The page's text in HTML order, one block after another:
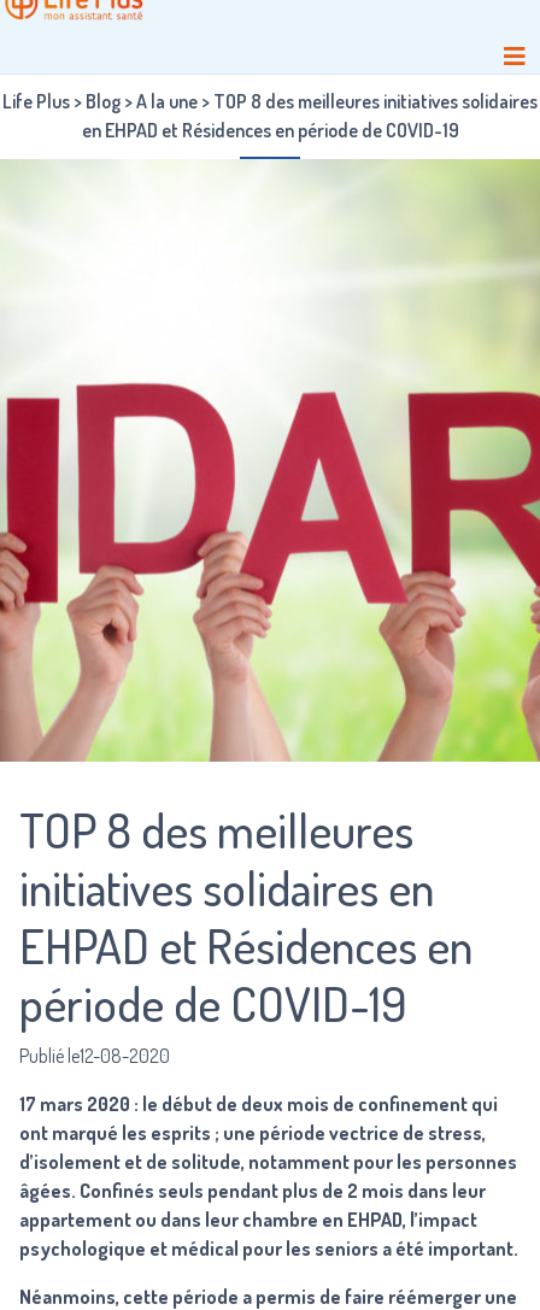
Life Plus > Blog >A la une > TOP 8 des meilleures initiatives solidaires
en EHPAD et Résidences en période de COVID-19
TOP 8 des meilleures
initiatives solidaires en
EHPAD et Résidences en
période de COVID-19
Publié le12-08-2020
17 mars 2020 : le début de deux mois de confinement qui
ont marqué les esprits ; une période vectrice de stress,
d’isolement et de solitude, notamment pour les personnes
âgées. Confinés seuls pendant plus de 2 mois dans leur
appartement ou dans leur chambre en EHPAD, l’impact
psychologique et médical pour les seniors a été important.
Néanmoins, cette période a permis de faire réémerger une